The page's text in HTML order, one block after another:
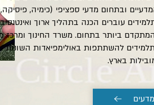
ובתחום מדעי ספציפי (כימיה, פיסיקה,
עוברים הכנה בתהליך ארוך
ביותר בתחום. משרד החינוך ומרכז
להשתתפות באולימפיאדות השונות
בארץ.